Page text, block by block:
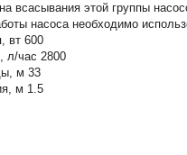
всасывания этой группы
насоса необходимо
вт 600
л/час 2800
м 33
м 1.5